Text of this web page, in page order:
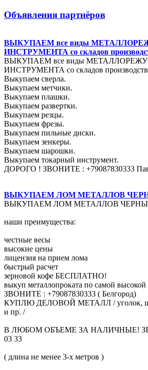
Объявления партнёров
ВЫКУПАЕМ все виды
ИНСТРУМЕНТА со складов
ВЫКУПАЕМ все виды
ИНСТРУМЕНТА со складов
Выкупаем сверла.
Выкупаем метчики.
Выкупаем плашки.
Выкупаем развертки.
Выкупаем резцы.
Выкупаем фрезы.
Выкупаем пильные диски.
Выкупаем зенкеры.
Выкупаем шарошки.
Выкупаем токарный инструмент.
ДОРОГО ! ЗВОНИТЕ : +79087830333
ВЫКУПАЕМ ЛОМ МЕТАЛЛОВ
ВЫКУПАЕМ ЛОМ МЕТАЛЛОВ
наши преимущества:
честные весы
высокие цены
лицензия на прием лома
быстрый расчет
зерновой кофе БЕСПЛАТНО!
выкуп металлопроката по самой высокой
ЗВОНИТЕ : +79087830333 ( Белгород)
КУПЛЮ ДЕЛОВОЙ МЕТАЛЛ / уголок,
и пр. /
В ЛЮБОМ ОБЪЕМЕ ЗА НАЛИЧНЫЕ!
03 33
( длина не менее 3-х метров )